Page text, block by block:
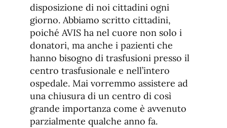
disposizione di noi cittadini ogni
giorno. Abbiamo scritto cittadini,
poiché AVIS ha nel cuore non solo i
donatori, ma anche i pazienti che
hanno bisogno di trasfusioni presso il
centro trasfusionale e nell’intero
ospedale. Mai vorremmo assistere ad
una chiusura di un centro di così
grande importanza come è avvenuto
parzialmente qualche anno fa.